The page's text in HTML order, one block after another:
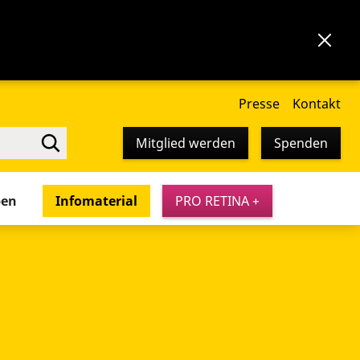
Presse Kontakt
Mitglied werden Spenden
Infomaterial PRO RETINA +